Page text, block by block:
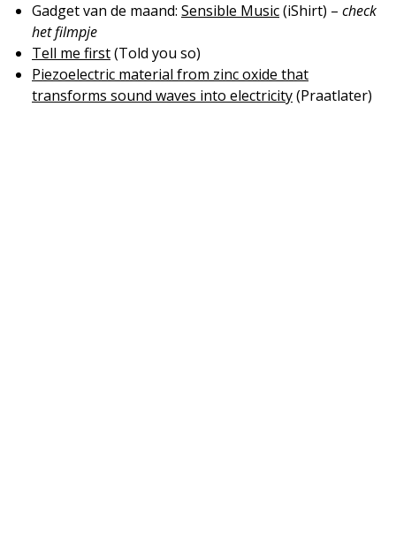
Gadget van de maand: Sensible Music(iShirt) – check
het filmpje
Tell me first(Told you so)
Piezoelectric material from zinc oxide that
transforms sound waves into electricity(Praatlater)